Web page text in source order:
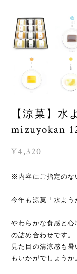
【涼菓】
mizuyokan
¥4,320
※内容にご指定のな
今年も涼菓「水よう
やわらかな食感と
の詰め合わせです。
見た目の清涼感も
もいかがでしょうか